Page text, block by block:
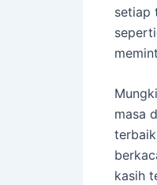
setiap
masa
kasih